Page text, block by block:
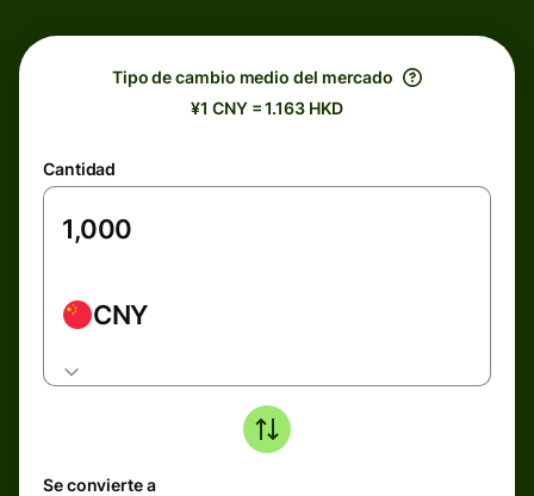
Tipo de cambio medio del mercado
¥1 CNY = 1.163 HKD
Cantidad
CNY
Se convierte a